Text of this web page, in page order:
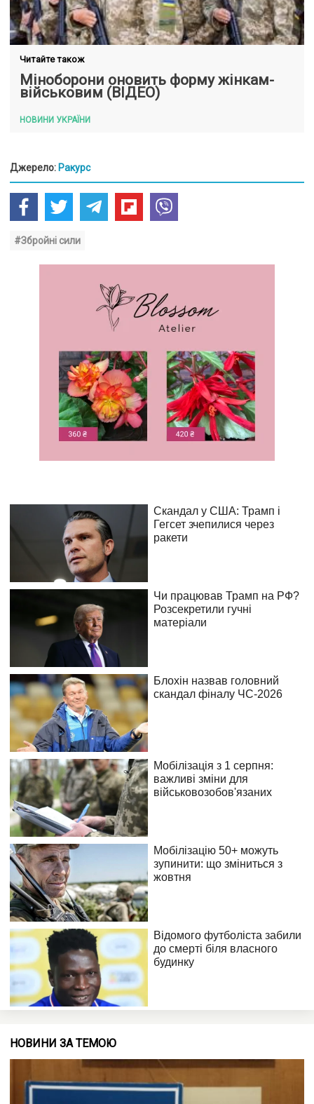
Читайте також
Міноборони оновить форму жінкам-
військовим (ВІДЕО)
НОВИНИ УКРАЇНИ
Джерело: Ракурс
#Збройні сили
НОВИНИ ЗА ТЕМОЮ